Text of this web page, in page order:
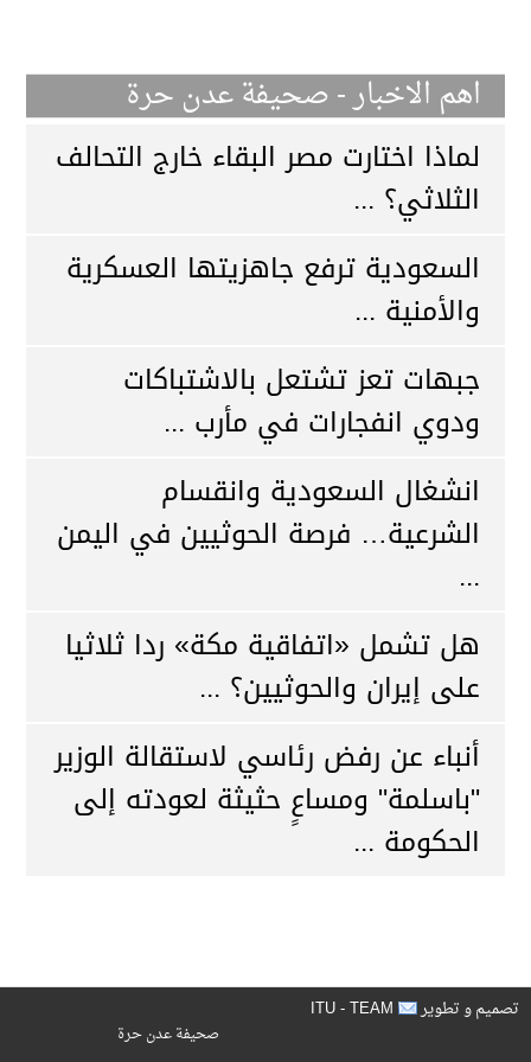
اهم الاخبار - صحيفة عدن حرة
لماذا اختارت مصر البقاء خارج التحالف
الثلاثي؟ ...
السعودية ترفع جاهزيتها العسكرية
والأمنية ...
جبهات تعز تشتعل بالاشتباكات
ودوي انفجارات في مأرب ...
انشغال السعودية وانقسام
الشرعية… فرصة الحوثيين في اليمن
...
هل تشمل «اتفاقية مكة» ردا ثلاثيا
على إيران والحوثيين؟ ...
أنباء عن رفض رئاسي لاستقالة الوزير
"باسلمة" ومساعٍ حثيثة لعودته إلى
الحكومة ...
تصميم و تطوير ITU - TEAM
صحيفة عدن حرة